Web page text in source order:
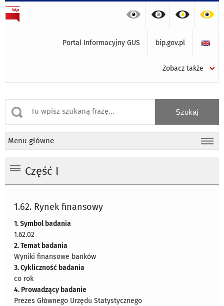
Portal Informacyjny GUS bip.gov.pl
Zobacz także
Menu główne
Część I
1.62. Rynek finansowy
1. Symbol badania
1.62.02
2. Temat badania
Wyniki finansowe banków
3. Cykliczność badania
co rok
4. Prowadzący badanie
Prezes Głównego Urzędu Statystycznego